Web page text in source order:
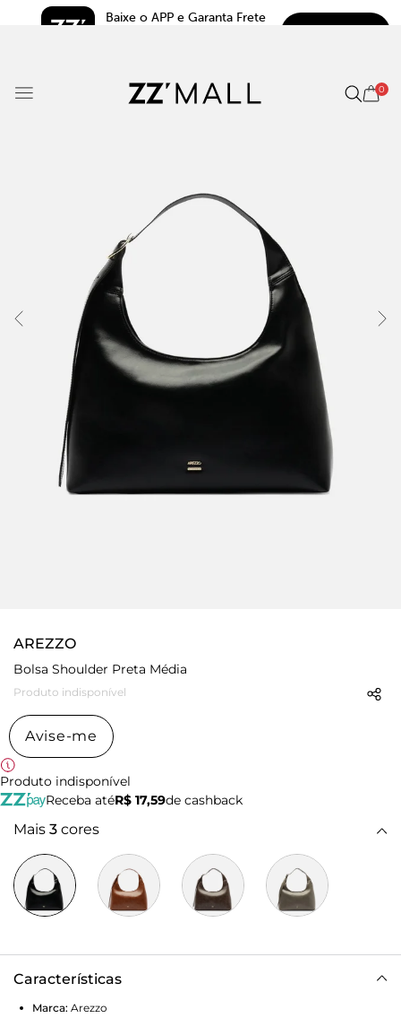
Baixe o APP e Garanta Frete
0
AREZZO
Bolsa Shoulder Preta Média
Produto indisponível
Avise-me
Produto indisponível
Receba atéR$ 17,59de cashback
Mais 3 cores
Características
Marca: Arezzo